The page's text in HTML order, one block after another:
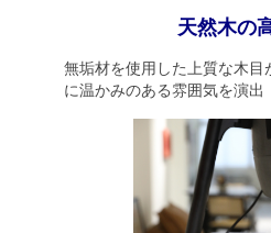
天然木の
無垢材を使用した上質な木目
に温かみのある雰囲気を演出